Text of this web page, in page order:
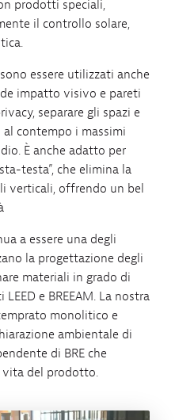
prodotti speciali,
il controllo solare,
essere utilizzati anche
impatto visivo e pareti
separare gli spazi e
contempo i massimi
È anche adatto per
testa”, che elimina la
verticali, offrendo un bel
a essere una degli
la progettazione degli
materiali in grado di
e BREEAM. La nostra
monolitico e
ambientale di
di BRE che
vita del prodotto.